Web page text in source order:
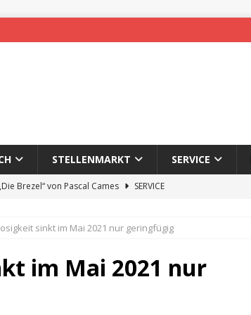
STELLENMARKT SERVICE
Brezel“ von Pascal Cames
SERVICE
des 65. Fasnetsumzugs Dillweißenstein
sinkt im Mai 2021 nur geringfügig
im Mai 2021 nur